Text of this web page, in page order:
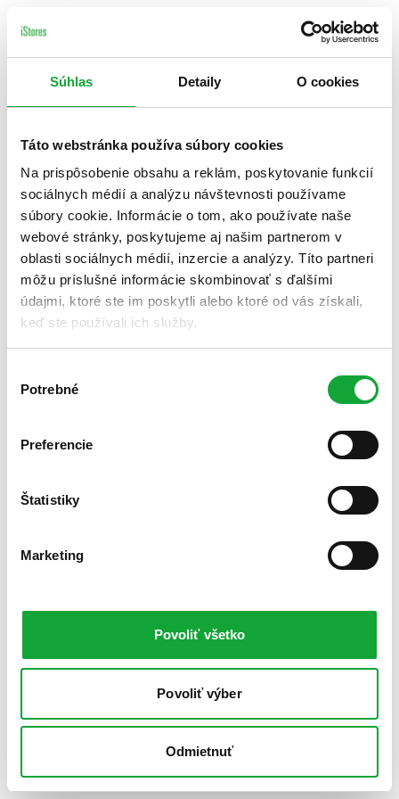
Súhlas Detaily O cookies
Táto webstránka používa súbory cookies
Na prispôsobenie obsahu a reklám, poskytovanie funkcií
sociálnych médií a analýzu návštevnosti používame
súbory cookie. Informácie o tom, ako používate naše
webové stránky, poskytujeme aj našim partnerom v
oblasti sociálnych médií, inzercie a analýzy. Títo partneri
môžu príslušné informácie skombinovať s ďalšími
údajmi, ktoré ste im poskytli alebo ktoré od vás získali,
keď ste používali ich služby.
súhlasu
Potrebné
Preferencie
Štatistiky
Marketing
Povoliť všetko
Povoliť výber
Odmietnuť